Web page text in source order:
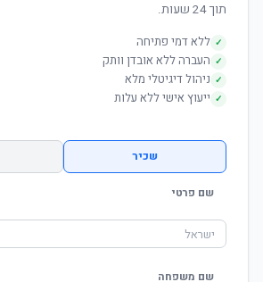
תוך 24 שעות.
✓ ללא דמי פתיחה
✓ העברה ללא אובדן וותק
✓ ניהול דיגיטלי מלא
✓ ייעוץ אישי ללא עלות
שכיר
שם פרטי
שם משפחה